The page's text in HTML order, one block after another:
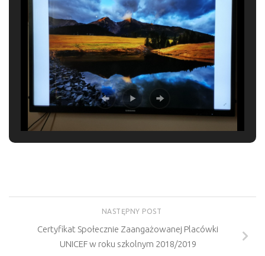
NASTĘPNY POST
Certyfikat Społecznie Zaangażowanej Placówki
UNICEF w roku szkolnym 2018/2019